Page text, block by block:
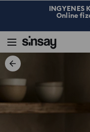
INGYENES
Online